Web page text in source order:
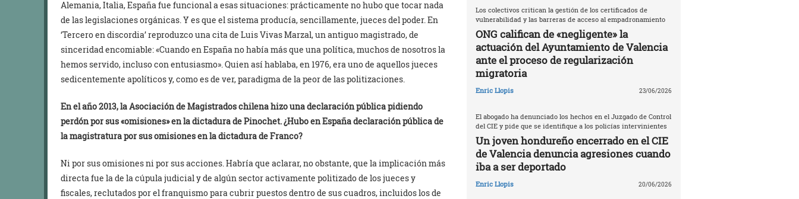
Alemania, Italia, España fue funcional a esas situaciones: prácticamente no hubo que tocar nada
de las legislaciones orgánicas. Y es que el sistema producía, sencillamente, jueces del poder. En
‘Tercero en discordia’ reproduzco una cita de Luis Vivas Marzal, un antiguo magistrado, de
sinceridad encomiable: «Cuando en España no había más que una política, muchos de nosotros la
hemos servido, incluso con entusiasmo». Quien así hablaba, en 1976, era uno de aquellos jueces
sedicentemente apolíticos y, como es de ver, paradigma de la peor de las politizaciones.
En el año 2013, la Asociación de Magistrados chilena hizo una declaración pública pidiendo
perdón por sus «omisiones» en la dictadura de Pinochet. ¿Hubo en España declaración pública de
la magistratura por sus omisiones en la dictadura de Franco?
Ni por sus omisiones ni por sus acciones. Habría que aclarar, no obstante, que la implicación más
directa fue la de la cúpula judicial y de algún sector activamente politizado de los jueces y
fiscales, reclutados por el franquismo para cubrir puestos dentro de sus cuadros, incluidos los de
Los colectivos critican la gestión de los certificados de
vulnerabilidad y las barreras de acceso al empadronamiento
ONG califican de «negligente» la
actuación del Ayuntamiento de Valencia
ante el proceso de regularización
migratoria
Enric Llopis 23/06/2026
El abogado ha denunciado los hechos en el Juzgado de Control
del CIE y pide que se identifique a los policías intervinientes
Un joven hondureño encerrado en el CIE
de Valencia denuncia agresiones cuando
iba a ser deportado
Enric Llopis 20/06/2026